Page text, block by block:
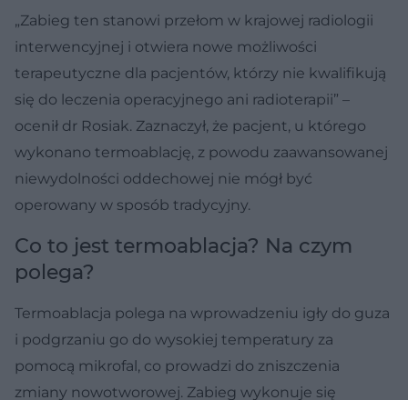
„Zabieg ten stanowi przełom w krajowej radiologii
interwencyjnej i otwiera nowe możliwości
terapeutyczne dla pacjentów, którzy nie kwalifikują
się do leczenia operacyjnego ani radioterapii” –
ocenił dr Rosiak. Zaznaczył, że pacjent, u którego
wykonano termoablację, z powodu zaawansowanej
niewydolności oddechowej nie mógł być
operowany w sposób tradycyjny.
Co to jest termoablacja? Na czym
polega?
Termoablacja polega na wprowadzeniu igły do guza
i podgrzaniu go do wysokiej temperatury za
pomocą mikrofal, co prowadzi do zniszczenia
zmiany nowotworowej. Zabieg wykonuje się